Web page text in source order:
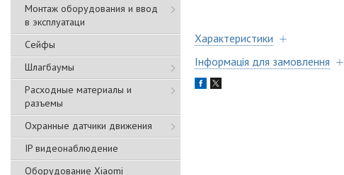
Монтаж оборудования и ввод
в эксплуатаци
Сейфы
Шлагбаумы
Расходные материалы и
разъемы
Охранные датчики движения
IP видеонаблюдение
Оборудование Xiaomi
Характеристики
Інформація для замовлення